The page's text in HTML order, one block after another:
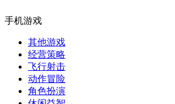
手机游戏
其他游戏
经营策略
飞行射击
动作冒险
角色扮演